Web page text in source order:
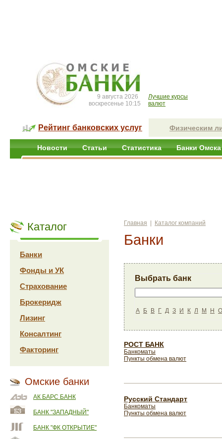
9 августа 2026
воскресенье 10:15
Лучшие курсы
валют
Рейтинг банковских услуг Физическим
Новости Статьи Статистика Банки Омска
Каталог
Банки
Фонды и УК
Страхование
Брокеридж
Лизинг
Консалтинг
Факторинг
Омские банки
АК БАРС БАНК
БАНК "ЗАПАДНЫЙ"
БАНК "ФК ОТКРЫТИЕ"
Главная Каталог компаний
Банки
Выбрать банк
А Б В Г Д З И К Л М Н О
РОСТ БАНК
Банкоматы
Пункты обмена валют
Русский Стандарт
Банкоматы
Пункты обмена валют